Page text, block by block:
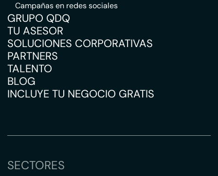
Campañas en redes sociales
GRUPO QDQ
TU ASESOR
SOLUCIONES CORPORATIVAS
PARTNERS
TALENTO
BLOG
INCLUYE TU NEGOCIO GRATIS
SECTORES